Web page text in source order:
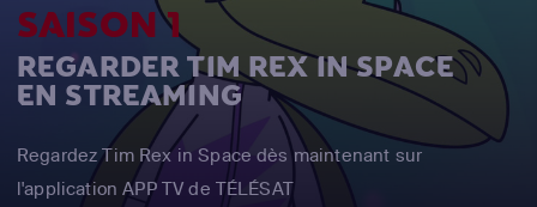
SAISON 1
REGARDER TIM REX IN SPACE
EN STREAMING
Regardez Tim Rex in Space dès maintenant sur
l'application APP TV de TÉLÉSAT